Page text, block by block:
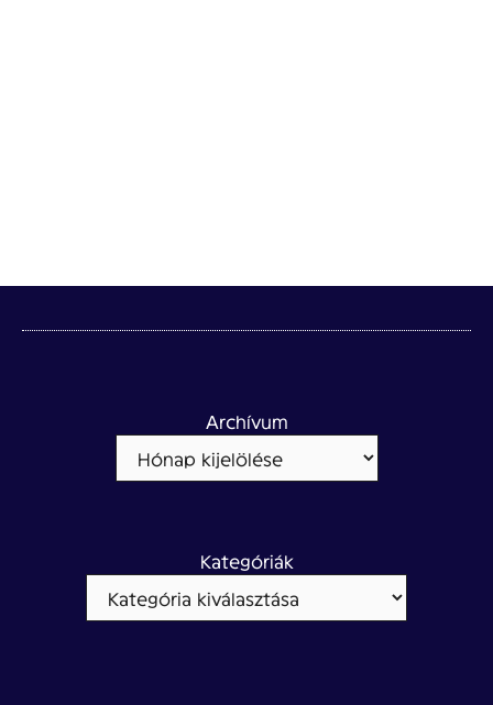
Archívum
Kategóriák